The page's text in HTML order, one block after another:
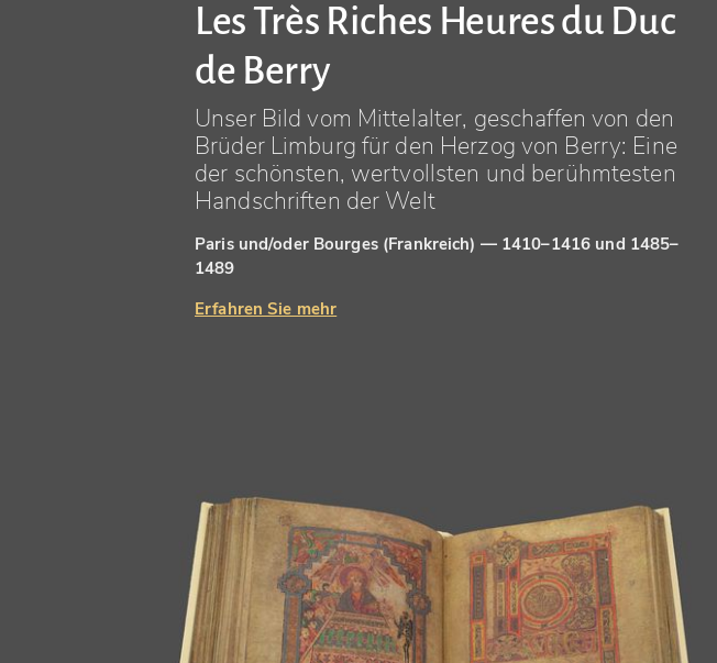
Les Très Riches Heures du Duc
de Berry
Unser Bild vom Mittelalter, geschaffen von den
Brüder Limburg für den Herzog von Berry: Eine
der schönsten, wertvollsten und berühmtesten
Handschriften der Welt
Paris und/oder Bourges (Frankreich) — 1410–1416 und 1485–
1489
Erfahren Sie mehr